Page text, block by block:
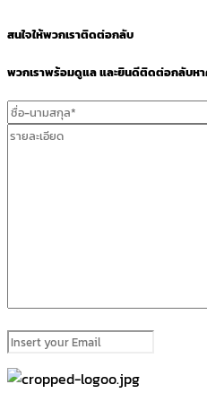
สนใจให้พวกเราติดต่อกลับ
พวกเราพร้อมดูแล และยินดีติดต่อกลับหา